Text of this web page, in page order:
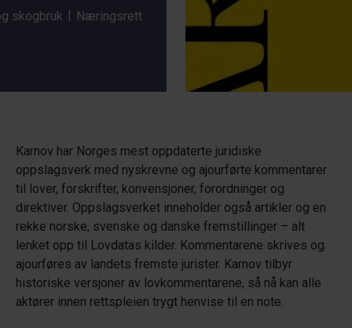
|
Karnov har Norges mest oppdaterte juridiske
oppslagsverk med nyskrevne og ajourførte kommentarer
til lover, forskrifter, konvensjoner, forordninger og
direktiver. Oppslagsverket inneholder også artikler og en
rekke norske, svenske og danske fremstillinger – alt
lenket opp til Lovdatas kilder. Kommentarene skrives og
ajourføres av landets fremste jurister. Karnov tilbyr
historiske versjoner av lovkommentarene, så nå kan alle
aktører innen rettspleien trygt henvise til en note.